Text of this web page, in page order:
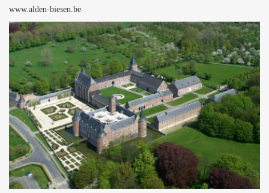
www.alden-biesen.be